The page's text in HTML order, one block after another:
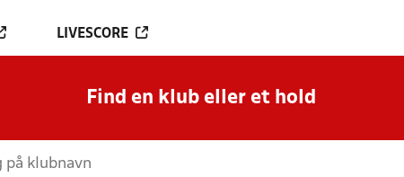
LIVESCORE
Find en klub eller et hold